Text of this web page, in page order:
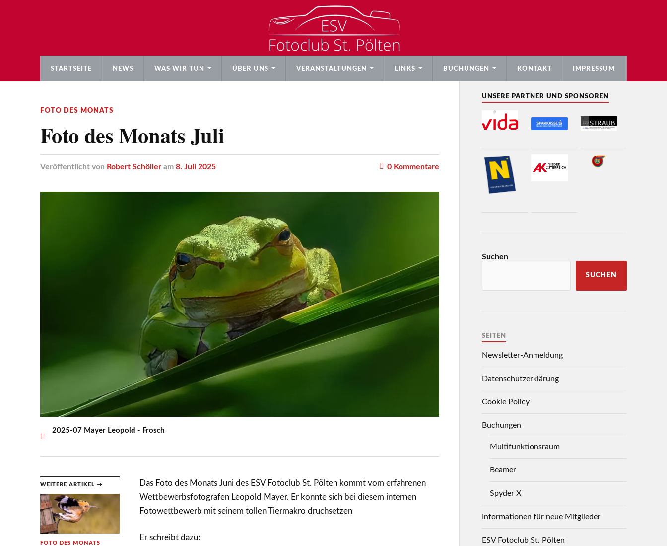
STARTSEITE NEWS WAS WIR TUN ÜBER UNS VERANSTALTUNGEN LINKS BUCHUNGEN KONTAKT IMPRESSUM
FOTO DES MONATS
Foto des Monats Juli
Veröffentlicht von Robert Schöller am 8. Juli 2025 0Kommentare
2025-07 Mayer Leopold - Frosch
WEITERE ARTIKEL →
FOTO DES MONATS
Das Foto des Monats Juni des ESV Fotoclub St. Pölten kommt vom erfahrenen
Wettbewerbsfotografen Leopold Mayer. Er konnte sich bei diesem internen
Fotowettbewerb mit seinem tollen Tiermakro druchsetzen
Er schreibt dazu:
UNSERE PARTNER UND SPONSOREN
Suchen
SUCHEN
SEITEN
Newsletter-Anmeldung
Datenschutzerklärung
Cookie Policy
Buchungen
Multifunktionsraum
Beamer
Spyder X
Informationen für neue Mitglieder
ESV Fotoclub St. Pölten